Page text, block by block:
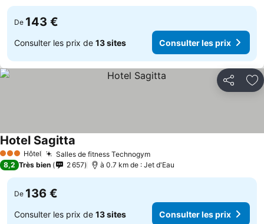
De 143 €
Consulter les prix de 13 sites Consulter les prix
Partager
3 ÉtoilesHôtel Salles de fitness Technogym
Hotel Sagitta
8,2 Très bien 2 657 à 0.7 km de : Jet d'Eau
De 136 €
Consulter les prix de 13 sites Consulter les prix